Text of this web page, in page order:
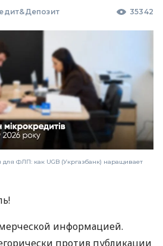
35342
ФЛП: как UGB (Укргазбанк) наращивает
информацией.
против публикации